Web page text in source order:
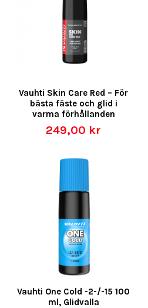
Vauhti Skin Care Red – För
bästa fäste och glid i
varma förhållanden
249,00 kr
Vauhti One Cold -2-/-15 100
ml, Glidvalla